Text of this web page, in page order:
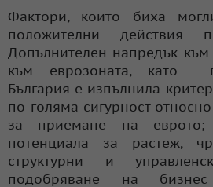
Фактори, които биха
положителни действия
Допълнителен напредък към
към еврозоната, като
България е изпълнила
по-голяма сигурност
за приемане на еврото;
потенциала за растеж,
структурни и
подобряване на